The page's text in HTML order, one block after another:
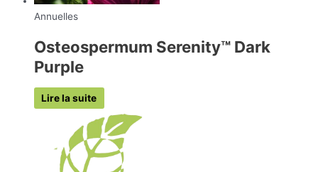
Annuelles
Osteospermum Serenity™ Dark
Purple
Lire la suite